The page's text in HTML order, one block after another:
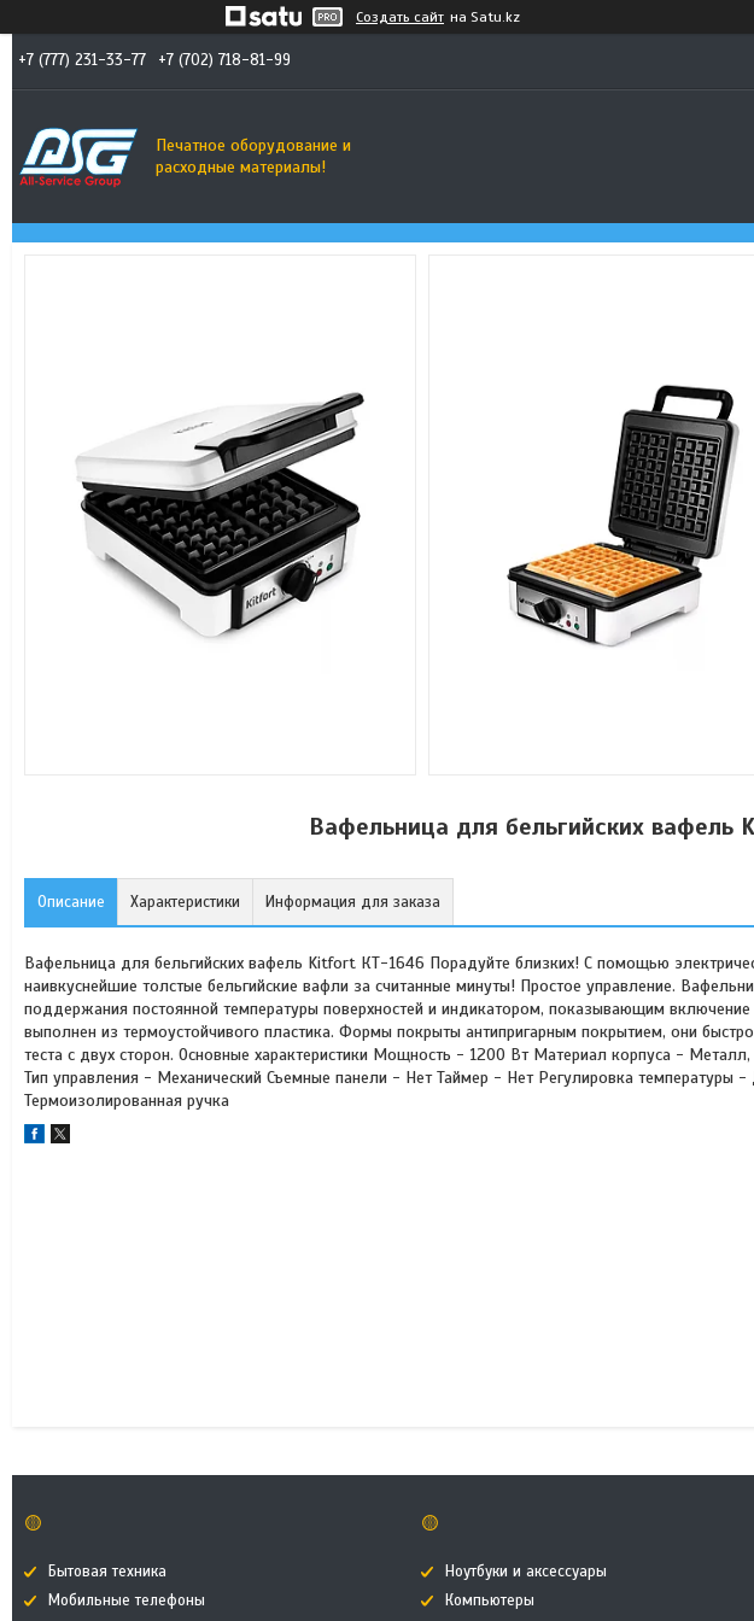
Создать сайт на Satu.kz
+7 (777) 231-33-77 +7 (702) 718-81-99
Печатное оборудование и
расходные материалы!
Вафельница для бельгийских
Описание Характеристики Информация для заказа
Вафельница для бельгийских вафель Kitfort КТ-1646 Порадуйте близких! С помощью
наивкуснейшие толстые бельгийские вафли за считанные минуты! Простое управление.
поддержания постоянной температуры поверхностей и индикатором, показывающим
выполнен из термоустойчивого пластика. Формы покрыты антипригарным покрытием, они
теста с двух сторон. Основные характеристики Мощность - 1200 Вт Материал корпуса -
Тип управления - Механический Съемные панели - Нет Таймер - Нет Регулировка температуры
Термоизолированная ручка
🟡
Бытовая техника
Мобильные телефоны
🟡
Ноутбуки и аксессуары
Компьютеры